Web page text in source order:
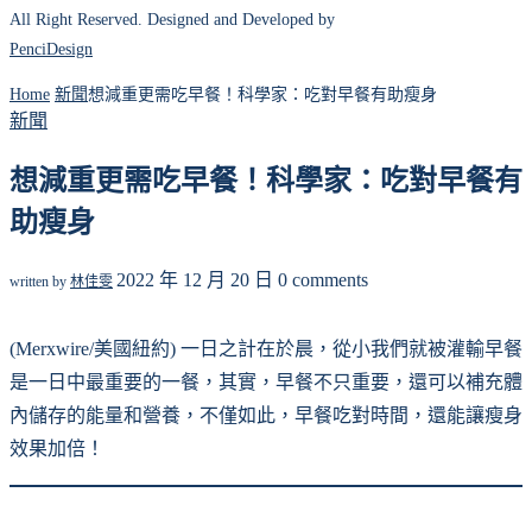
All Right Reserved. Designed and Developed by
PenciDesign
Home 新聞想減重更需吃早餐！科學家：吃對早餐有助瘦身
新聞
想減重更需吃早餐！科學家：吃對早餐有
助瘦身
written by 林佳雯 2022 年 12 月 20 日 0 comments
(Merxwire/美國紐約) 一日之計在於晨，從小我們就被灌輸早餐
是一日中最重要的一餐，其實，早餐不只重要，還可以補充體
內儲存的能量和營養，不僅如此，早餐吃對時間，還能讓瘦身
效果加倍！